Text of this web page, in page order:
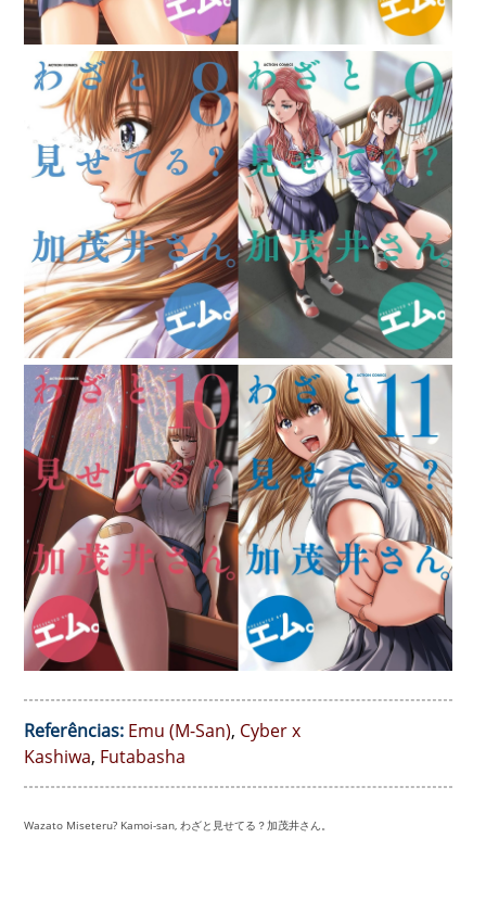
Referências: Emu (M-San), Cyber x
Kashiwa, Futabasha
Wazato Miseteru? Kamoi-san, わざと見せてる？加茂井さん。